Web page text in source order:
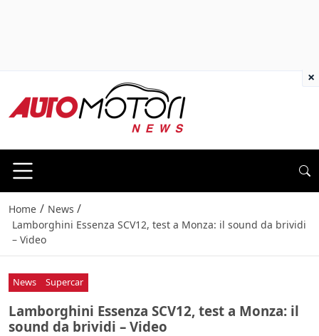
Home / News /
Lamborghini Essenza SCV12, test a Monza: il sound da brividi
– Video
News Supercar
Lamborghini Essenza SCV12, test a Monza: il
sound da brividi – Video
×